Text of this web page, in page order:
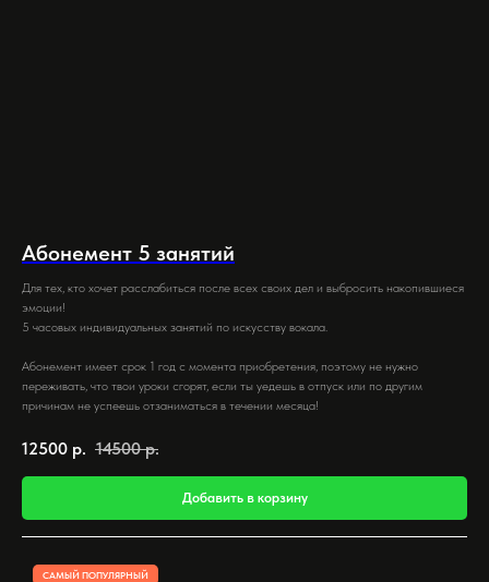
Абонемент 5 занятий
Для тех, кто хочет расслабиться после всех своих дел и выбросить накопившиеся
эмоции!
5 часовых индивидуальных занятий по искусству вокала.
Абонемент имеет срок 1 год с момента приобретения, поэтому не нужно
переживать, что твои уроки сгорят, если ты уедешь в отпуск или по другим
причинам не успеешь отзаниматься в течении месяца!
12500 р. 14500 р.
Добавить в корзину
САМЫЙ ПОПУЛЯРНЫЙ